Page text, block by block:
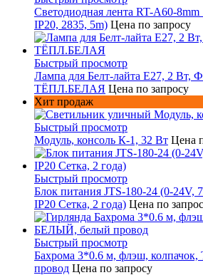
Светодиодная лента RT-A60-
IP20, 2835, 5m) Цена по запросу
Быстрый просмотр
Лампа для Белт-лайта Е27, 2
ТЁПЛ.БЕЛАЯ Цена по запросу
Хит продаж
Быстрый просмотр
Модуль, консоль К-1, 32 Вт Цена
Быстрый просмотр
Блок питания JTS-180-24 (0-24V,
IP20 Сетка, 2 года) Цена по
Быстрый просмотр
Бахрома 3*0.6 м, флэш,
провод Цена по запросу